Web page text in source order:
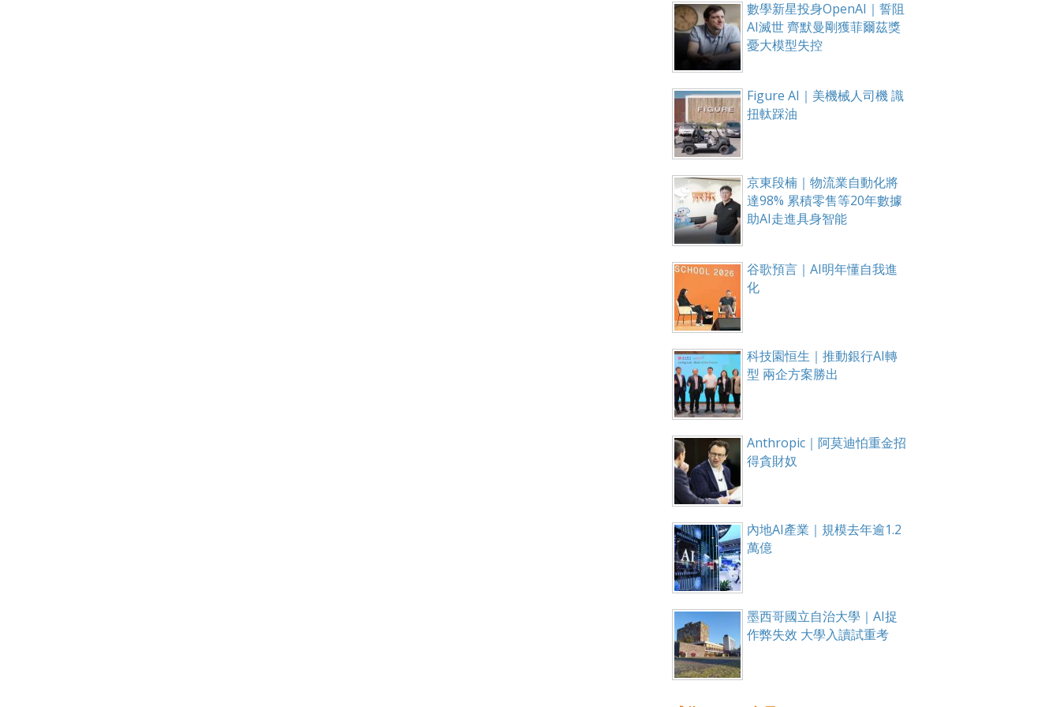
數學新星投身OpenAI｜誓阻
AI滅世 齊默曼剛獲菲爾茲獎
憂大模型失控
Figure AI｜美機械人司機 識
扭軚踩油
京東段楠｜物流業自動化將
達98% 累積零售等20年數據
助AI走進具身智能
谷歌預言｜AI明年懂自我進
化
科技園恒生｜推動銀行AI轉
型 兩企方案勝出
Anthropic｜阿莫迪怕重金招
得貪財奴
內地AI產業｜規模去年逾1.2
萬億
墨西哥國立自治大學｜AI捉
作弊失效 大學入讀試重考